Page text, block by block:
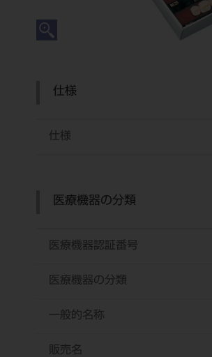
仕様
仕様
医療機器の分類
医療機器認証番号
医療機器の分類
一般的名称
販売名